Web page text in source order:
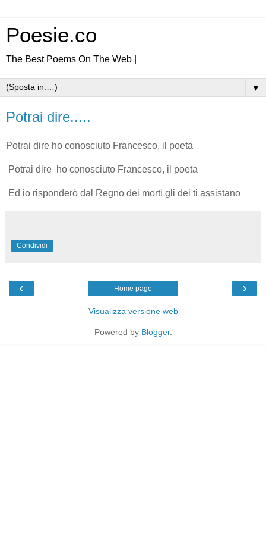
Poesie.co
The Best Poems On The Web |
▼
Potrai dire.....
Potrai dire ho conosciuto Francesco, il poeta
Potrai dire ho conosciuto Francesco, il poeta
Ed io risponderò dal Regno dei morti gli dei ti assistano
Condividi
‹ ›
Home page
Visualizza versione web
Powered by Blogger.